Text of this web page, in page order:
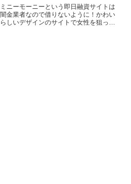
ミニーモーニーという即日融資サイトは
闇金業者なので借りないように！かわい
らしいデザインのサイトで女性を狙って